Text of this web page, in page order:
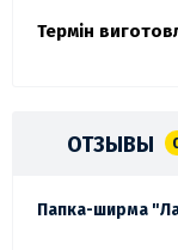
Термін
ОТЗЫВЫ
Папка-ширма